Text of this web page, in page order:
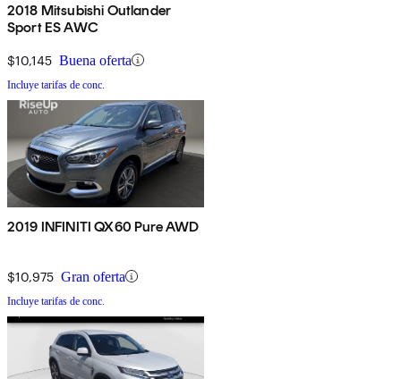
2018 Mitsubishi Outlander
Sport ES AWC
$10,145 Buena oferta
Incluye tarifas de conc.
2019 INFINITI QX60 Pure AWD
$10,975 Gran oferta
Incluye tarifas de conc.